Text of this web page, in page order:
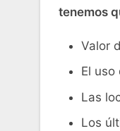
tenemos
Valor
El uso
Las
Los